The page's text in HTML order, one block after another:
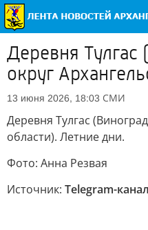
Деревня Тулгас
округ
13 июня 2026, 18:03 СМИ
Деревня Тулгас
области). Летние дни.
Фото: Анна Резвая
Источник: Telegram-